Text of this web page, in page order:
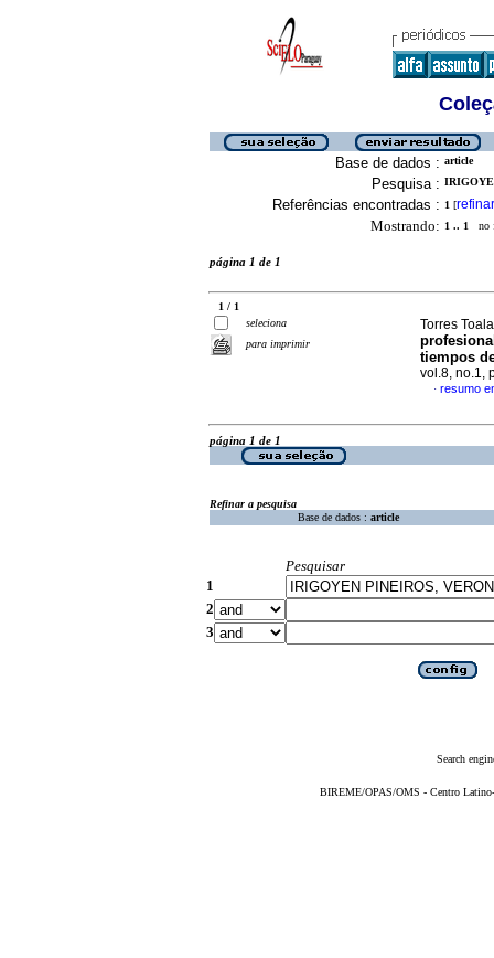
Base de dados : article
Pesquisa :
Referências encontradas : 1 [refinar
Mostrando: 1 .. 1 no
página 1 de 1
1 / 1
seleciona
para imprimir
Torres
tiempos
vol.8, no.1,
· resumo
página 1 de 1
Refinar a pesquisa
Base de dados : article
Pesquisar
1
2
3
Search
BIREME/OPAS/OMS - Centro Latino-